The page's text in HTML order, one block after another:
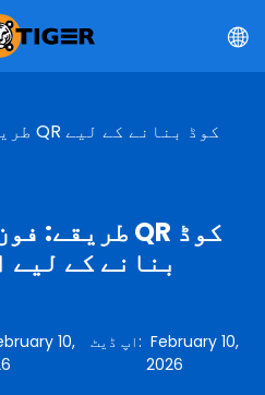
بنانے کے لیے
10,
اپ ڈیٹ:February 10,
2026